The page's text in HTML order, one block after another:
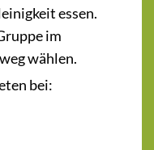
essen.
im
wählen.
bei: